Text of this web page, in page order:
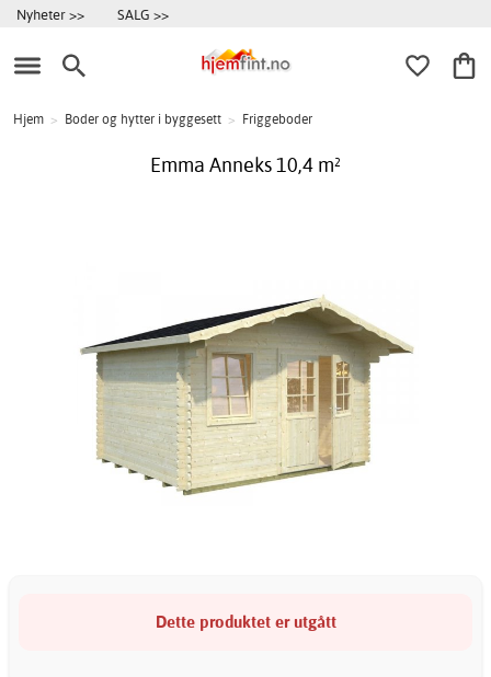
Nyheter >> SALG >>
Hjem > Boder og hytter i byggesett > Friggeboder
Emma Anneks 10,4 m²
Dette produktet er utgått